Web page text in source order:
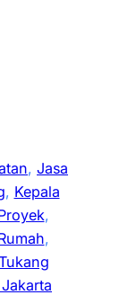
, Jasa
, Kepala